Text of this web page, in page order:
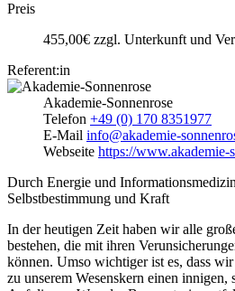
Preis
455,00€ zzgl. Unterkunft und
Referent:in
Akademie-Sonnenrose
Telefon +49 (0) 170 8351977
E-Mail info@akademie-
Webseite https://www.akademie-
Durch Energie und
Selbstbestimmung und Kraft
In der heutigen Zeit haben wir alle
bestehen, die mit ihren
können. Umso wichtiger ist es, dass
zu unserem Wesenskern einen